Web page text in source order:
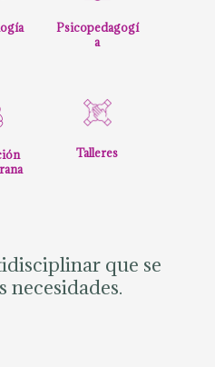
Psicopedagogí
a
Talleres
que se
necesidades.